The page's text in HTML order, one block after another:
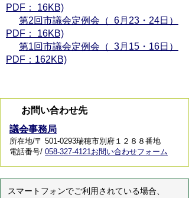
PDF： 16KB)
第2回市議会定例会（ 6月23・24日）
PDF： 16KB)
第1回市議会定例会（ 3月15・16日）
PDF：162KB)
お問い合わせ先
議会事務局
所在地/〒 501-0293瑞穂市別府１２８８番地
電話番号/ 058-327-4121お問い合わせフォーム
スマートフォンでご利用されている場合、